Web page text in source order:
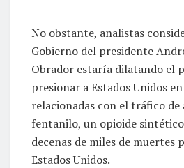
No obstante, analistas
Gobierno del presidente
Obrador estaría dilatando el
presionar a Estados Unidos
relacionadas con el tráfico de
fentanilo, un opioide sintético
decenas de miles de muertes
Estados Unidos.